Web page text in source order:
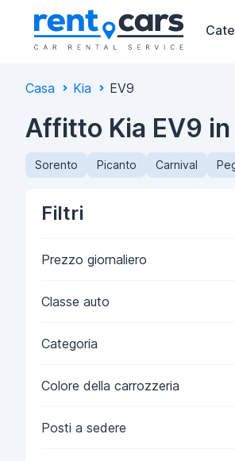
Casa Kia EV9
Affitto Kia EV9
Sorento Picanto Carnival
Filtri
Prezzo giornaliero
Classe auto
Categoria
Colore della carrozzeria
Posti a sedere